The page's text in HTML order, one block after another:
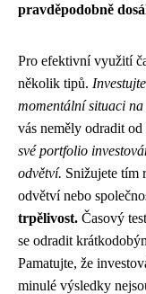
pravděpodobně
Pro efektivní využití
několik tipů.
momentální situaci
vás neměly odradit
své portfolio
odvětví. Snižujete tím
odvětví nebo
trpělivost. Časový
se odradit
Pamatujte, že
minulé výsledky